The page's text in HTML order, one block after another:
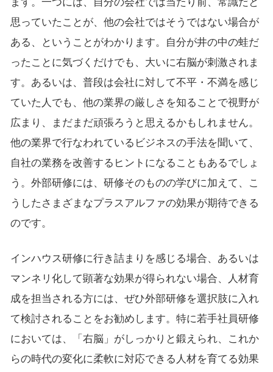
思っていたことが、他の会社ではそうではない場合が
ある、ということがわかります。自分が井の中の蛙だ
ったことに気づくだけでも、大いに右脳が刺激されま
す。あるいは、普段は会社に対して不平・不満を感じ
ていた人でも、他の業界の厳しさを知ることで視野が
広まり、まだまだ頑張ろうと思えるかもしれません。
他の業界で行なわれているビジネスの手法を聞いて、
自社の業務を改善するヒントになることもあるでしょ
う。外部研修には、研修そのものの学びに加えて、こ
うしたさまざまなプラスアルファの効果が期待できる
のです。
インハウス研修に行き詰まりを感じる場合、あるいは
マンネリ化して顕著な効果が得られない場合、人材育
成を担当される方には、ぜひ外部研修を選択肢に入れ
て検討されることをお勧めします。特に若手社員研修
においては、「右脳」がしっかりと鍛えられ、これか
らの時代の変化に柔軟に対応できる人材を育てる効果